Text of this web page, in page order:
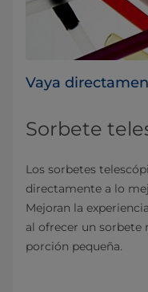
Vaya
Sorbete
Los sorbetes
directamente a lo
Mejoran la
al ofrecer un sorbete
porción pequeña.